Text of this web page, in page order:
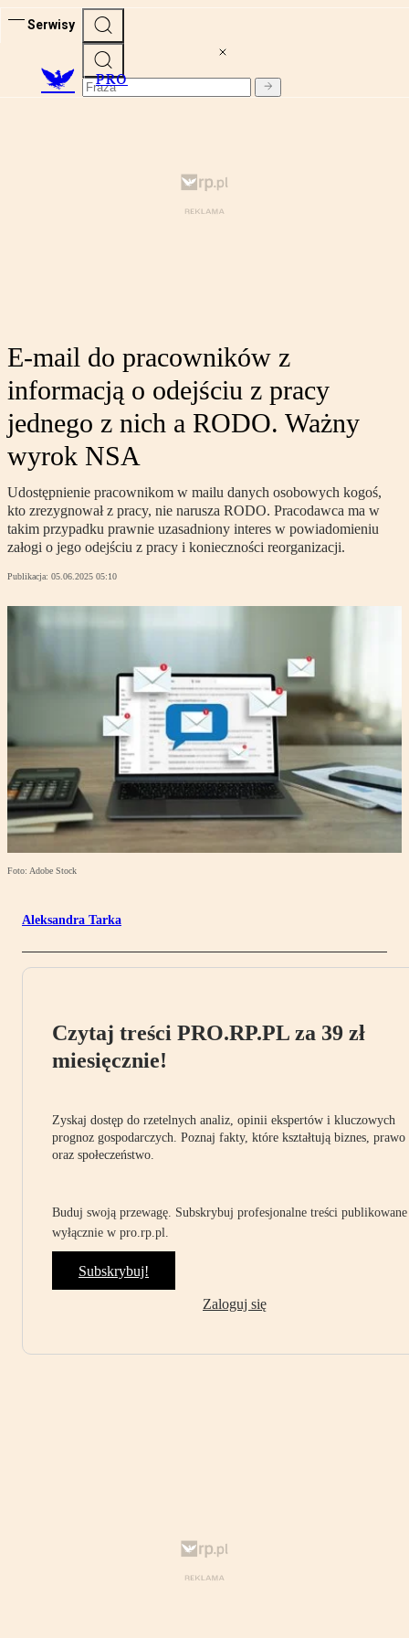
Serwisy
PRO
E-mail do pracowników z
informacją o odejściu z pracy
jednego z nich a RODO. Ważny
wyrok NSA
Udostępnienie pracownikom w mailu danych osobowych kogoś,
kto zrezygnował z pracy, nie narusza RODO. Pracodawca ma w
takim przypadku prawnie uzasadniony interes w powiadomieniu
załogi o jego odejściu z pracy i konieczności reorganizacji.
Publikacja: 05.06.2025 05:10
Foto: Adobe Stock
Aleksandra Tarka
Czytaj treści PRO.RP.PL za 39 zł
miesięcznie!
Zyskaj dostęp do rzetelnych analiz, opinii ekspertów i kluczowych
prognoz gospodarczych. Poznaj fakty, które kształtują biznes, prawo
oraz społeczeństwo.
Buduj swoją przewagę. Subskrybuj profesjonalne treści publikowane
wyłącznie w pro.rp.pl.
Subskrybuj!
Zaloguj się